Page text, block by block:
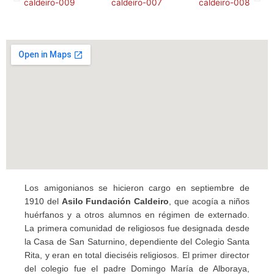
Los amigonianos se hicieron cargo en septiembre de
1910 del Asilo Fundación Caldeiro , que acogía a niños
huérfanos y a otros alumnos en régimen de externado.
La primera comunidad de religiosos fue designada desde
la Casa de San Saturnino, dependiente del Colegio Santa
Rita, y eran en total dieciséis religiosos. El primer director
del colegio fue el padre Domingo María de Alboraya,